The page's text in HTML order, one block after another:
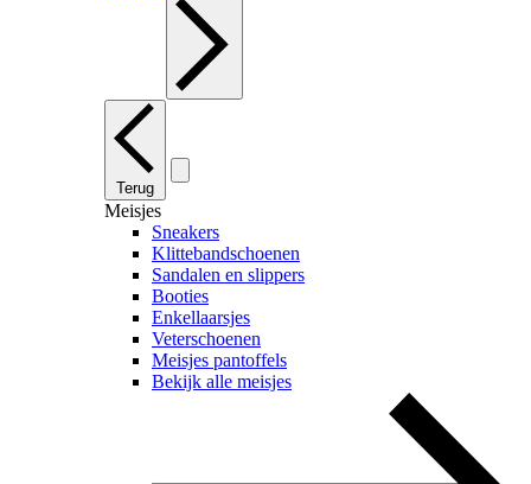
Terug
Meisjes
Sneakers
Klittebandschoenen
Sandalen en slippers
Booties
Enkellaarsjes
Veterschoenen
Meisjes pantoffels
Bekijk alle meisjes